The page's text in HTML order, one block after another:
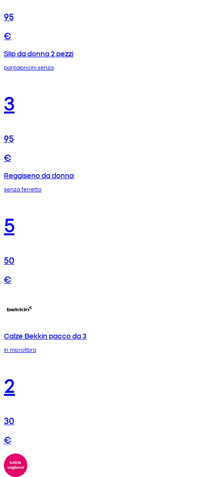
95
€
Slip da donna 2 pezzi
pantaloncini senza
3
95
€
Reggiseno da donna
senza ferretto
5
50
€
Calze Bekkin pacco da 3
in microfibra
2
30
€